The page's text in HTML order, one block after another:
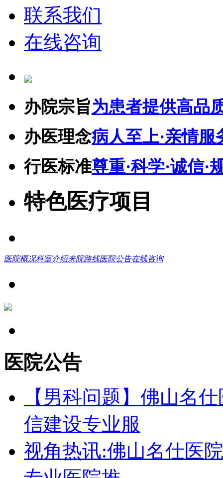
联系我们
在线咨询
办院宗旨为患者提供高品
办医理念病人至上·亲情服
行医标准尊重·科学·诚信·
特色医疗项目
医院概况科室介绍来院路线医院公告在线咨询
医院公告
【男科问题】佛山名
信建设专业服
视角热讯:佛山名仕医